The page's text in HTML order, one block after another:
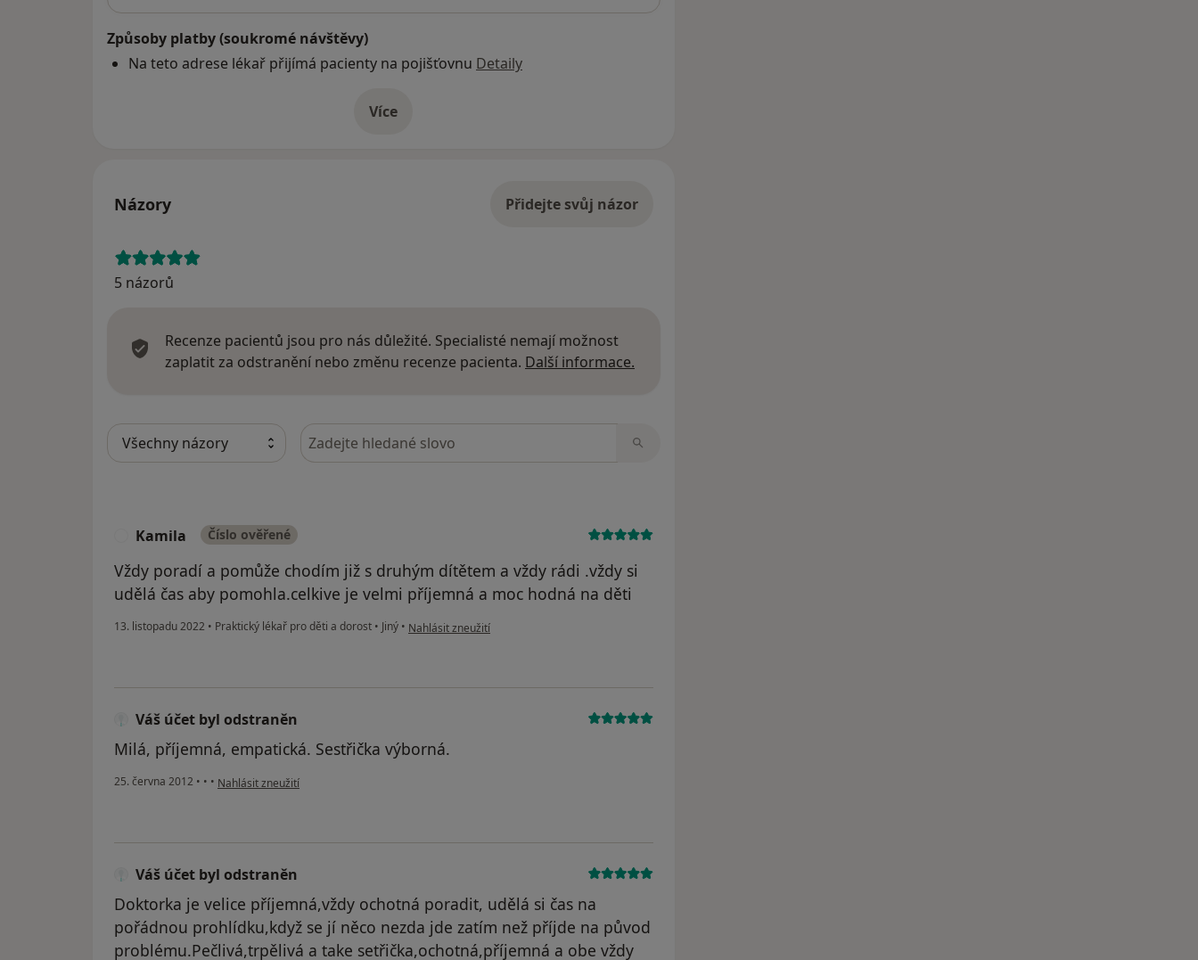
Způsoby platby (soukromé návštěvy)
Na teto adrese lékař přijímá pacienty na pojišťovnu Detaily
Víceo adrese
Názory Přidejte svůj názor
5 názorů
Recenze pacientů jsou pro nás důležité. Specialisté nemají možnost
zaplatit za odstranění nebo změnu recenze pacienta. Další informace.
Hledejte v názorech
Kamila Číslo ověřené
Vždy poradí a pomůže chodím již s druhým dítětem a vždy rádi .vždy si
udělá čas aby pomohla.celkive je velmi příjemná a moc hodná na děti
13. listopadu 2022 • Praktický lékař pro děti a dorost • Jiný • podle názoru uživatele Kamila
Nahlásit zneužití
Váš účet byl odstraněn
Milá, příjemná, empatická. Sestřička výborná.
25. června 2012 • • • podle názoru uživatele Váš účet byl odstraněn
Nahlásit zneužití
Váš účet byl odstraněn
Doktorka je velice příjemná,vždy ochotná poradit, udělá si čas na
pořádnou prohlídku,když se jí něco nezda jde zatím než příjde na původ
problému.Pečlivá,trpělivá a take setřička,ochotná,příjemná a obe vždy